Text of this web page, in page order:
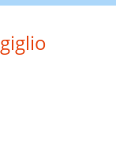
giglio